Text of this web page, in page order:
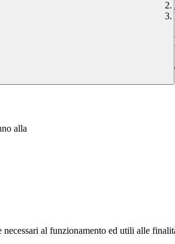
alla
al funzionamento ed utili alle